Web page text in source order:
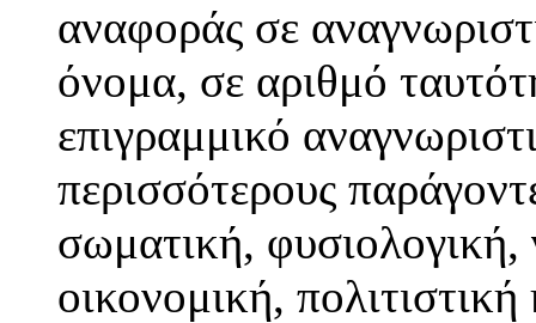
αναφοράς σε
όνομα, σε αριθμό
επιγραμμικό
περισσότερους
σωματική, φυσιολογική,
οικονομική,